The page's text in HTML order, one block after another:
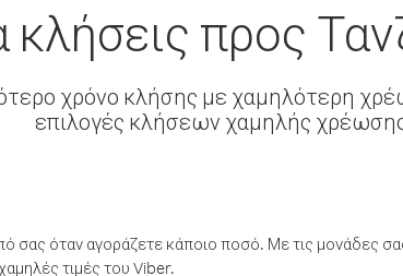
προς
χρόνο κλήσης με χαμηλότερη
επιλογές κλήσεων χαμηλής
σας όταν αγοράζετε κάποιο ποσό. Με τις μονάδες
τιμές του Viber.